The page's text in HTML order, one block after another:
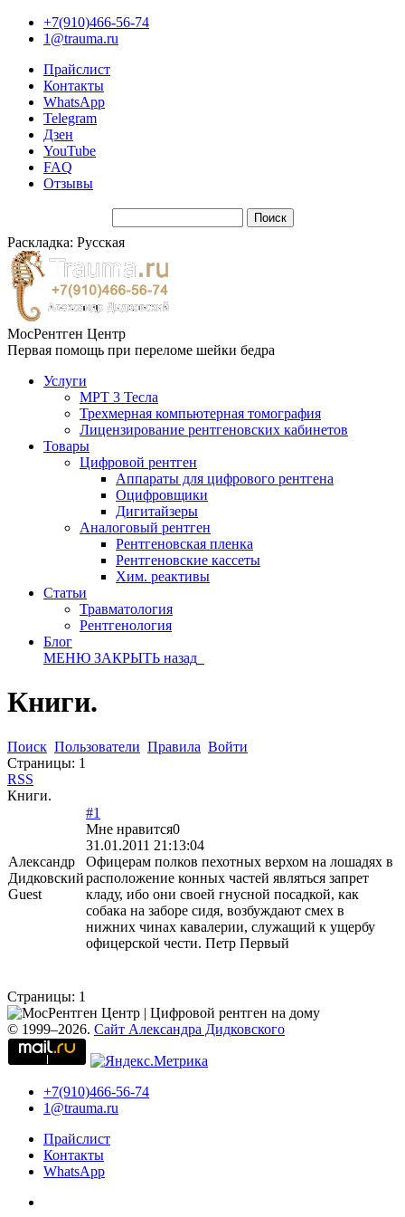
+7(910)466-56-74
1@trauma.ru
Прайслист
Контакты
WhatsApp
Telegram
Дзен
YouTube
FAQ
Отзывы
Раскладка: Русская
МосРентген Центр
Первая помощь при переломе шейки бедра
Услуги
МРТ 3 Тесла
Трехмерная компьютерная томография
Лицензирование рентгеновских кабинетов
Товары
Цифровой рентген
Аппараты для цифрового рентгена
Оцифровщики
Дигитайзеры
Аналоговый рентген
Рентгеновская пленка
Рентгеновские кассеты
Хим. реактивы
Статьи
Травматология
Рентгенология
Блог
МЕНЮ ЗАКРЫТЬ назад
Книги.
Поиск Пользователи Правила Войти
Страницы: 1
RSS
Книги.
Александр
Дидковский
Guest
#1
Мне нравится0
31.01.2011 21:13:04
Офицерам полков пехотных верхом на лошадях в
расположение конных частей являться запрет
кладу, ибо они своей гнусной посадкой, как
собака на заборе сидя, возбуждают смех в
нижних чинах кавалерии, служащий к ущербу
офицерской чести. Петр Первый
Страницы: 1
© 1999–2026. Сайт Александра Дидковского
+7(910)466-56-74
1@trauma.ru
Прайслист
Контакты
WhatsApp